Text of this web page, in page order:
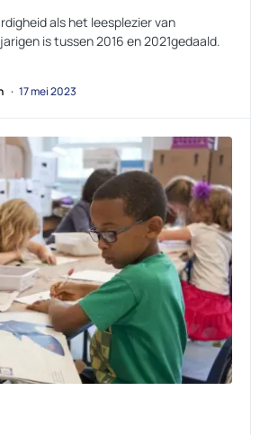
als het leesplezier van
is tussen 2016 en 2021gedaald.
17 mei 2023